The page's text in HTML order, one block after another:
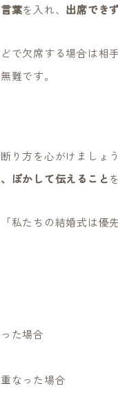
葉を入れ、 出席でき
で欠席する場合は相
難です。
り方を心がけましょ
ぼかして伝えること
私たちの結婚式は優
た場合
なった場合